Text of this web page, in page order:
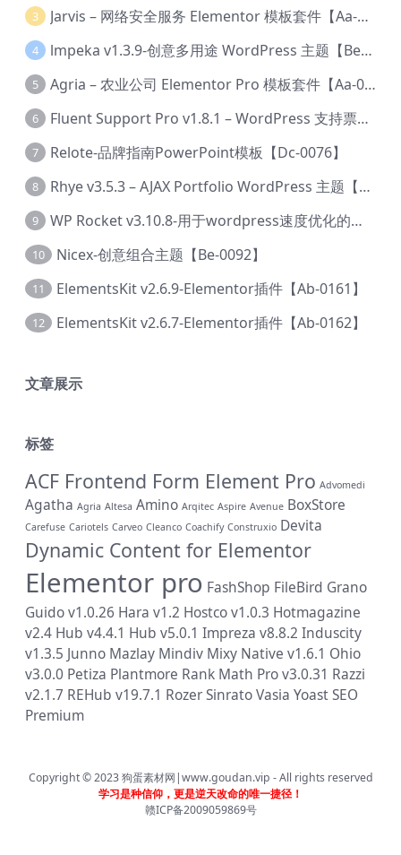
3 Jarvis – 网络安全服务 Elementor 模板套件【Aa-0035】
4 lmpeka v1.3.9-创意多用途 WordPress 主题【Be-0064】
5 Agria – 农业公司 Elementor Pro 模板套件【Aa-0003】
6 Fluent Support Pro v1.8.1 – WordPress 支持票务系统【Cc-0041】
7 Relote-品牌指南PowerPoint模板【Dc-0076】
8 Rhye v3.5.3 – AJAX Portfolio WordPress 主题【Bi-0049】
9 WP Rocket v3.10.8-用于wordpress速度优化的缓存加速插件【Cd-0019】
10 Nicex-创意组合主题【Be-0092】
11 ElementsKit v2.6.9-Elementor插件【Ab-0161】
12 ElementsKit v2.6.7-Elementor插件【Ab-0162】
文章展示
标签
ACF Frontend Form Element Pro Advomedi
Agatha Agria Altesa Amino Arqitec Aspire Avenue BoxStore
Carefuse Cariotels Carveo Cleanco Coachify Construxio Devita
Dynamic Content for Elementor
Elementor pro FashShop FileBird Grano
Guido v1.0.26 Hara v1.2 Hostco v1.0.3 Hotmagazine
v2.4 Hub v4.4.1 Hub v5.0.1 Impreza v8.8.2 Induscity
v1.3.5 Junno Mazlay Mindiv Mixy Native v1.6.1 Ohio
v3.0.0 Petiza Plantmore Rank Math Pro v3.0.31 Razzi
v2.1.7 REHub v19.7.1 RozerSinratoVasia Yoast SEO
Premium
Copyright © 2023狗蛋素材网|www.goudan.vip - All rights reserved
学习是种信仰，更是逆天改命的唯一捷径！
赣ICP备2009059869号